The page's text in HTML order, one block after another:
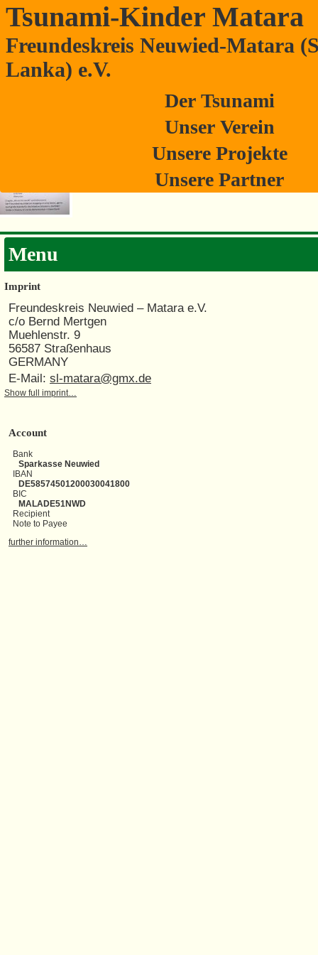
Tsunami-Kinder Matara
Freundeskreis Neuwied-Matara
Lanka) e.V.
Der Tsunami
Unser Verein
Unsere Projekte
Unsere Partner
Erinnerung an unser
Menu
Imprint
Freundeskreis Neuwied – Matara e.V.
c/o Bernd Mertgen
Muehlenstr. 9
56587 Straßenhaus
GERMANY
E-Mail: sl-matara@gmx.de
Show full imprint…
Account
Bank
Sparkasse Neuwied
IBAN
DE58574501200030041800
BIC
MALADE51NWD
Recipient
Note to Payee
further information…